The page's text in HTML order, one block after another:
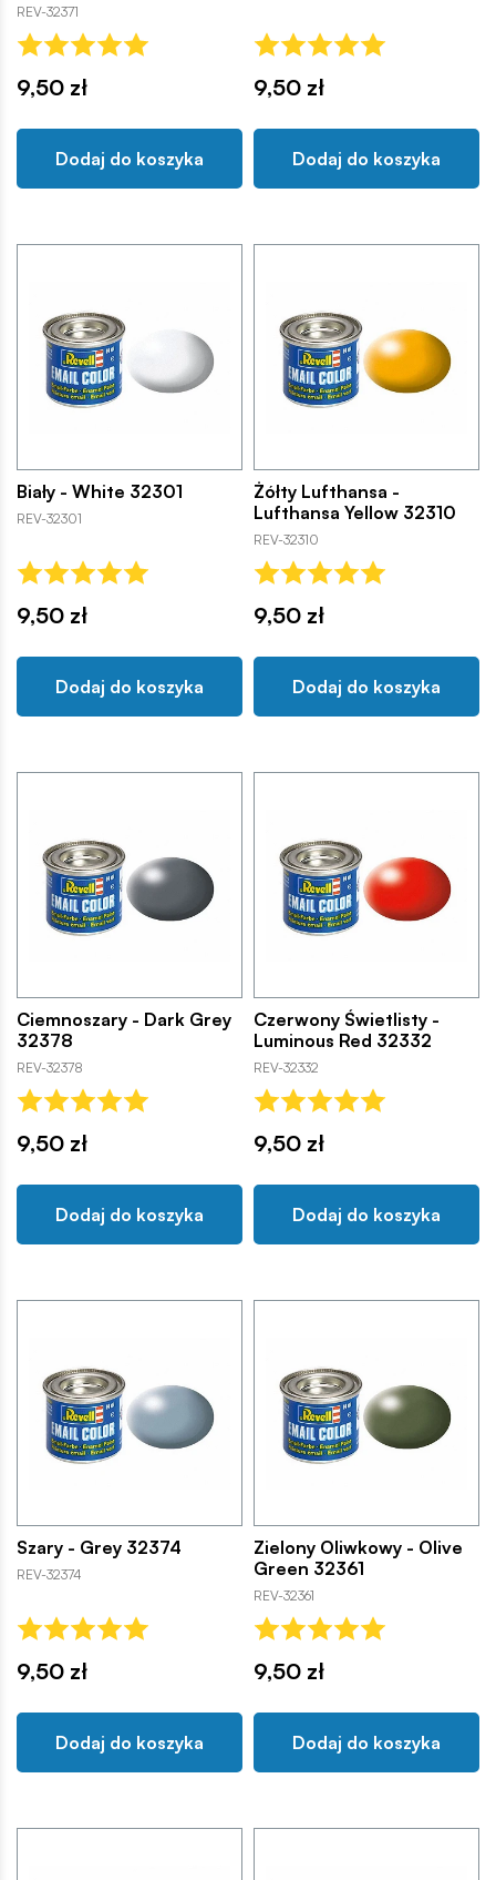
REV-32371
9,50 zł
Dodaj do koszyka
9,50 zł
Dodaj do koszyka
Biały - White 32301
REV-32301
9,50 zł
Dodaj do koszyka
Żółty Lufthansa -
Lufthansa Yellow 32310
REV-32310
9,50 zł
Dodaj do koszyka
Ciemnoszary - Dark Grey
32378
REV-32378
9,50 zł
Dodaj do koszyka
Czerwony Świetlisty -
Luminous Red 32332
REV-32332
9,50 zł
Dodaj do koszyka
Szary - Grey 32374
REV-32374
9,50 zł
Dodaj do koszyka
Zielony Oliwkowy - Olive
Green 32361
REV-32361
9,50 zł
Dodaj do koszyka